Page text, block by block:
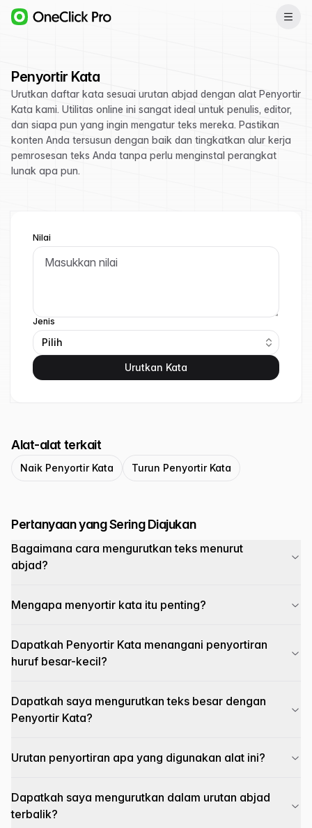
Penyortir Kata
Urutkan daftar kata sesuai urutan abjad dengan alat Penyortir
Kata kami. Utilitas online ini sangat ideal untuk penulis, editor,
dan siapa pun yang ingin mengatur teks mereka. Pastikan
konten Anda tersusun dengan baik dan tingkatkan alur kerja
pemrosesan teks Anda tanpa perlu menginstal perangkat
lunak apa pun.
Nilai
Jenis
Pilih
Urutkan Kata
Alat-alat terkait
Naik Penyortir Kata Turun Penyortir Kata
Pertanyaan yang Sering Diajukan
Bagaimana cara mengurutkan teks menurut
abjad?
Mengapa menyortir kata itu penting?
Dapatkah Penyortir Kata menangani penyortiran
huruf besar-kecil?
Dapatkah saya mengurutkan teks besar dengan
Penyortir Kata?
Urutan penyortiran apa yang digunakan alat ini?
Dapatkah saya mengurutkan dalam urutan abjad
terbalik?